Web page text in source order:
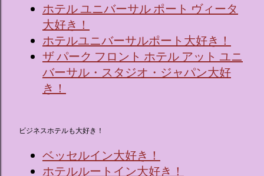
ホテル ユニバーサル ポート ヴィータ
大好き！
ホテルユニバーサルポート大好き！
ザ パーク フロント ホテル アット ユニ
バーサル・スタジオ・ジャパン大好
き！
ビジネスホテルも大好き！
ベッセルイン大好き！
ホテルルートイン大好き！